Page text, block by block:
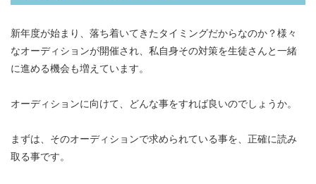
新年度が始まり、落ち着いてきたタイミングだからなのか？様々
なオーディションが開催され、私自身その対策を生徒さんと一緒
に進める機会も増えています。
オーディションに向けて、どんな事をすれば良いのでしょうか。
まずは、そのオーディションで求められている事を、正確に読み
取る事です。